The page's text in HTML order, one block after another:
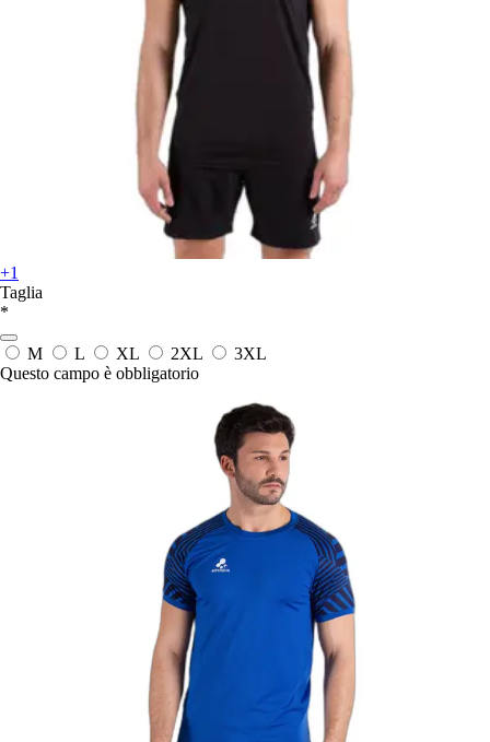
+1
Taglia
*
M L XL 2XL
3XL
Questo campo è obbligatorio